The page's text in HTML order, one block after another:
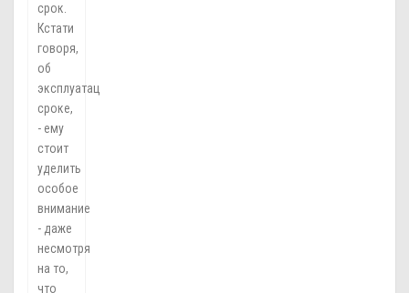
срок.
Кстати
говоря,
об
эксплуатационном
сроке,
- ему
стоит
уделить
особое
внимание
- даже
несмотря
на то,
что